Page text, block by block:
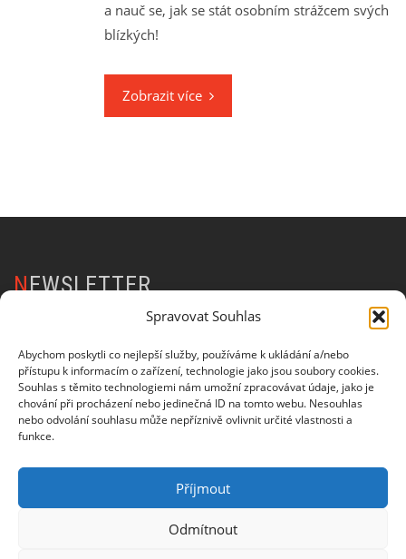
Spravovat Souhlas
Abychom poskytli co nejlepší služby, používáme k ukládání a/nebo
přístupu k informacím o zařízení, technologie jako jsou soubory cookies.
Souhlas s těmito technologiemi nám umožní zpracovávat údaje, jako je
chování při procházení nebo jedinečná ID na tomto webu. Nesouhlas
nebo odvolání souhlasu může nepříznivě ovlivnit určité vlastnosti a
funkce.
Příjmout
Odmítnout
a nauč se, jak se stát osobním strážcem svých
blízkých!
Zobrazit více
NEWSLETTER
E-mail
Informace o zpracování osobních údajů